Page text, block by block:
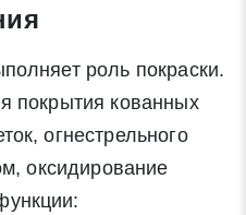
роль покраски.
покрытия кованных
огнестрельного
оксидирование